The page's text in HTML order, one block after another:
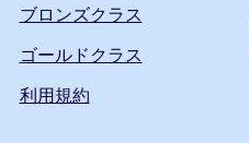
ブロンズクラス
ゴールドクラス
利用規約